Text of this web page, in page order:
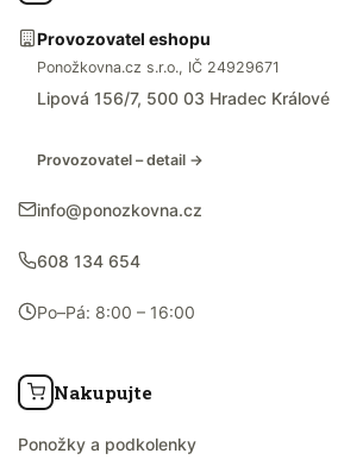
Provozovatel eshopu
Ponožkovna.cz s.r.o., IČ 24929671
Lipová 156/7, 500 03 Hradec Králové
Provozovatel – detail →
info@ponozkovna.cz
608 134 654
Po–Pá: 8:00 – 16:00
Nakupujte
Ponožky a podkolenky